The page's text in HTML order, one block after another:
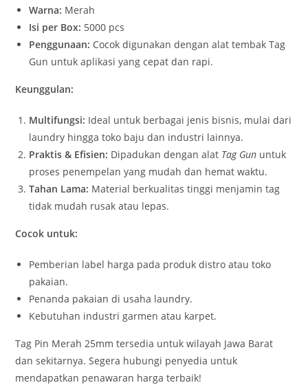
Warna: Merah
Isi per Box: 5000 pcs
Penggunaan: Cocok digunakan dengan alat tembak Tag
Gun untuk aplikasi yang cepat dan rapi.
Keunggulan:
Multifungsi: Ideal untuk berbagai jenis bisnis, mulai dari
laundry hingga toko baju dan industri lainnya.
Praktis & Efisien: Dipadukan dengan alat Tag Gun untuk
proses penempelan yang mudah dan hemat waktu.
Tahan Lama: Material berkualitas tinggi menjamin tag
tidak mudah rusak atau lepas.
Cocok untuk:
Pemberian label harga pada produk distro atau toko
pakaian.
Penanda pakaian di usaha laundry.
Kebutuhan industri garmen atau karpet.
Tag Pin Merah 25mm tersedia untuk wilayah Jawa Barat
dan sekitarnya. Segera hubungi penyedia untuk
mendapatkan penawaran harga terbaik!